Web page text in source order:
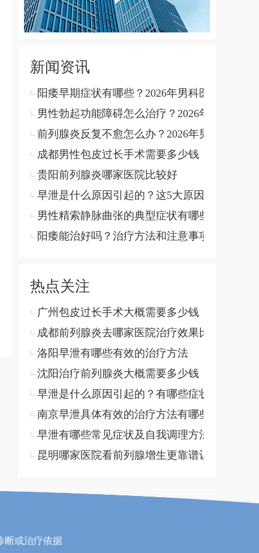
新闻资讯
阳痿早期症状有哪些？2026年男科医生详解病
男性勃起功能障碍怎么治疗？2026年最新诊疗
前列腺炎反复不愈怎么办？2026年男科诊疗方
成都男性包皮过长手术需要多少钱
贵阳前列腺炎哪家医院比较好
早泄是什么原因引起的？这5大原因你需要了解
男性精索静脉曲张的典型症状有哪些
阳痿能治好吗？治疗方法和注意事项
热点关注
广州包皮过长手术大概需要多少钱
成都前列腺炎去哪家医院治疗效果比较好
洛阳早泄有哪些有效的治疗方法
沈阳治疗前列腺炎大概需要多少钱
早泄是什么原因引起的？有哪些症状和治疗方
南京早泄具体有效的治疗方法有哪些
早泄有哪些常见症状及自我调理方法
昆明哪家医院看前列腺增生更靠谱让人安心
断或治疗依据